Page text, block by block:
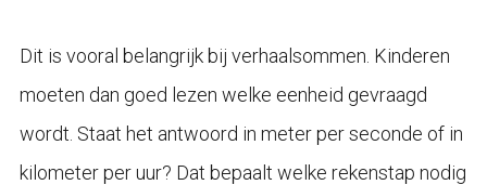
Dit is vooral belangrijk bij verhaalsommen. Kinderen
moeten dan goed lezen welke eenheid gevraagd
wordt. Staat het antwoord in meter per seconde of in
kilometer per uur? Dat bepaalt welke rekenstap nodig